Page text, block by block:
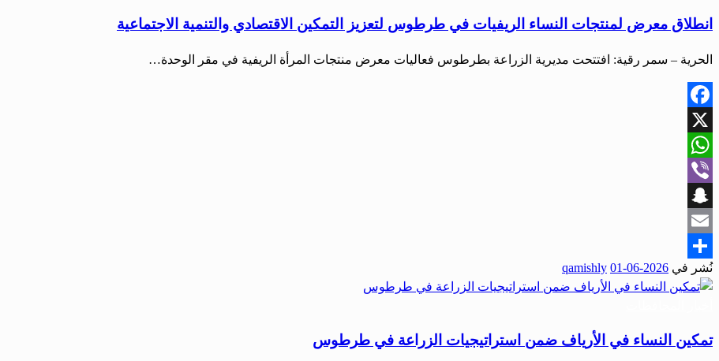
انطلاق معرض لمنتجات النساء الريفيات في طرطوس لتعزيز التمكين الاقتصادي والتنمية الاجتماعية
الحرية – سمر رقية: افتتحت مديرية الزراعة بطرطوس فعاليات معرض منتجات المرأة الريفية في مقر الوحدة…
Facebook
X
WhatsApp
Viber
Snapchat
Email
Share
نُشر في 2026-06-01
qamishly
تمكين النساء في الأرياف ضمن استراتيجيات الزراعة في طرطوس